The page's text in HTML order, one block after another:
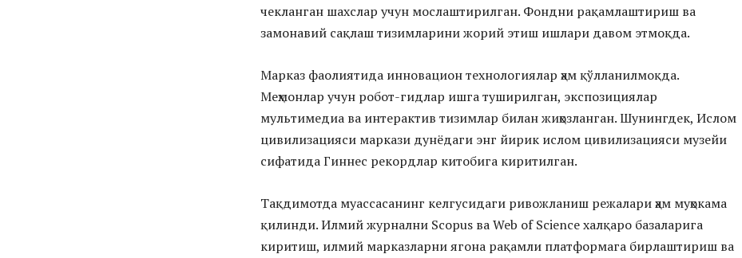
чекланган шахслар учун мослаштирилган. Фондни рақамлаштириш ва
замонавий сақлаш тизимларини жорий этиш ишлари давом этмоқда.
Марказ фаолиятида инновацион технологиялар ҳам қўлланилмоқда.
Меҳмонлар учун робот-гидлар ишга туширилган, экспозициялар
мультимедиа ва интерактив тизимлар билан жиҳозланган. Шунингдек, Ислом
цивилизацияси маркази дунёдаги энг йирик ислом цивилизацияси музейи
сифатида Гиннес рекордлар китобига киритилган.
Тақдимотда муассасанинг келгусидаги ривожланиш режалари ҳам муҳокама
қилинди. Илмий журнални Scopus ва Web of Science халқаро базаларига
киритиш, илмий марказларни ягона рақамли платформага бирлаштириш ва